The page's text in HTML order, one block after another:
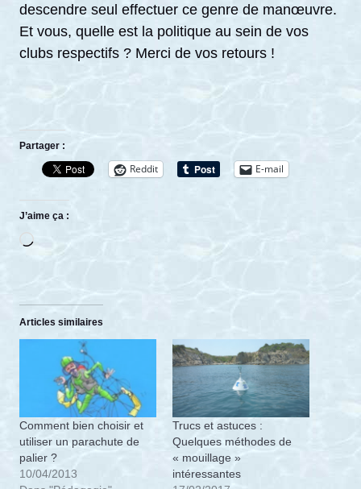
descendre seul effectuer ce genre de manœuvre.
Et vous, quelle est la politique au sein de vos
clubs respectifs ? Merci de vos retours !
Partager :
Reddit E-mail
J’aime ça :
Chargement…
Articles similaires
Comment bien choisir et
utiliser un parachute de
palier ?
10/04/2013
Trucs et astuces :
Quelques méthodes de
« mouillage »
intéressantes